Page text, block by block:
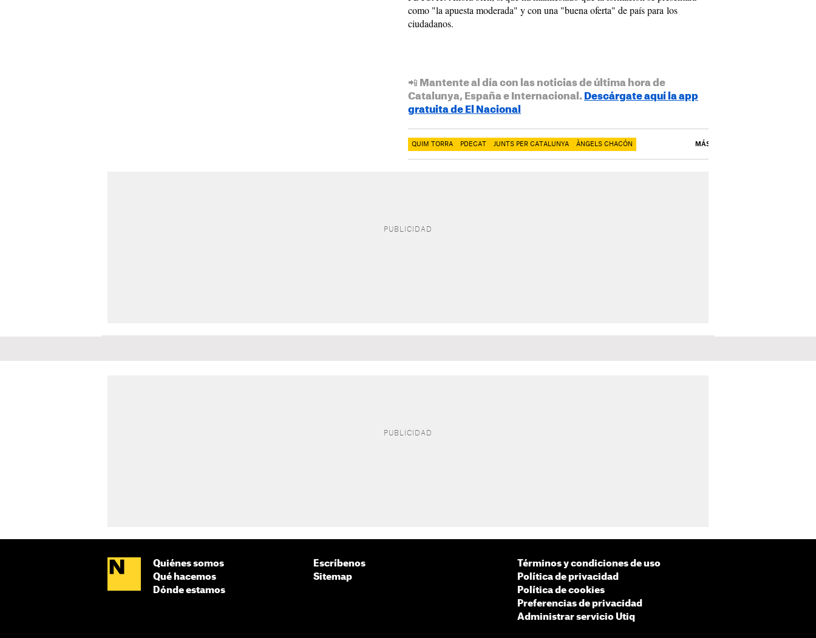
como "la apuesta moderada" y con una "buena oferta" de país para los
ciudadanos.
📲 Mantente al día con las noticias de última hora de
Catalunya, España e Internacional. Descárgate aquí la app
gratuita de El Nacional
QUIM TORRA PDECAT JUNTS PER CATALUNYA ÀNGELS CHACÓN MÁS
Quiénes somos
Qué hacemos
Dónde estamos
Escríbenos
Sitemap
Términos y condiciones de uso
Política de privacidad
Política de cookies
Preferencias de privacidad
Administrar servicio Utiq